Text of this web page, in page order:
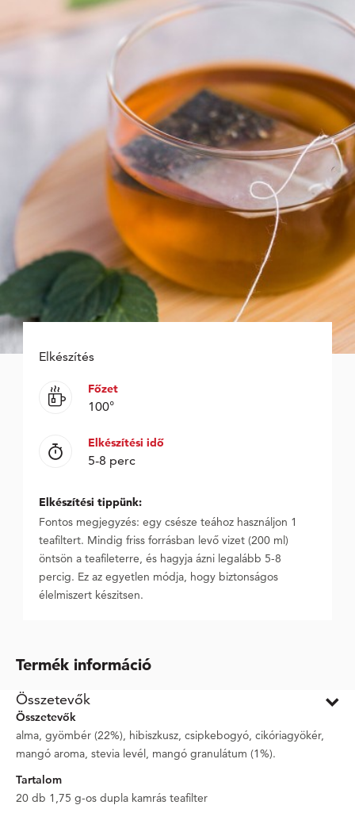
Elkészítés
Főzet
100°
Elkészítési idő
5-8 perc
Elkészítési tippünk:
Fontos megjegyzés: egy csésze teához használjon 1
teafiltert. Mindig friss forrásban levő vizet (200 ml)
öntsön a teafileterre, és hagyja ázni legalább 5-8
percig. Ez az egyetlen módja, hogy biztonságos
élelmiszert készitsen.
Termék információ
Összetevők
Összetevők
alma, gyömbér (22%), hibiszkusz, csipkebogyó, cikóriagyökér,
mangó aroma, stevia levél, mangó granulátum (1%).
Tartalom
20 db 1,75 g-os dupla kamrás teafilter